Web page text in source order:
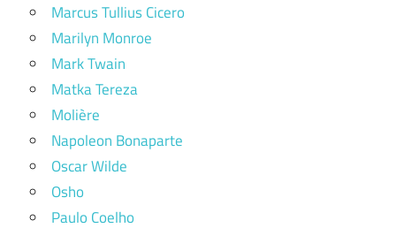
Marcus Tullius Cicero
Marilyn Monroe
Mark Twain
Matka Tereza
Molière
Napoleon Bonaparte
Oscar Wilde
Osho
Paulo Coelho